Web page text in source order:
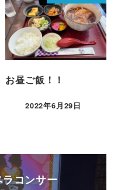
お昼ご飯！！
2022年6月29日
コンサー